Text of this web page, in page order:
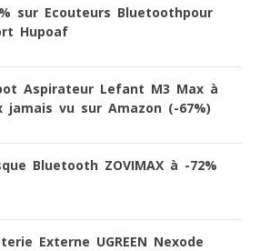
sur Ecouteurs Bluetoothpour
Hupoaf
Aspirateur Lefant M3 Max à
jamais vu sur Amazon (-67%)
Bluetooth ZOVIMAX à -72%
Externe UGREEN Nexode